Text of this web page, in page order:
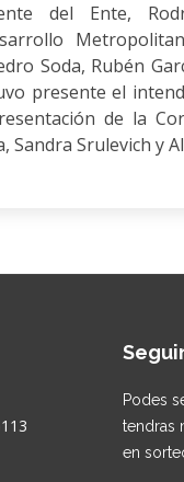
del Ente,
Soda, Rubén
presente el
de la
Sandra Srulevich y
Podes
tendras
en